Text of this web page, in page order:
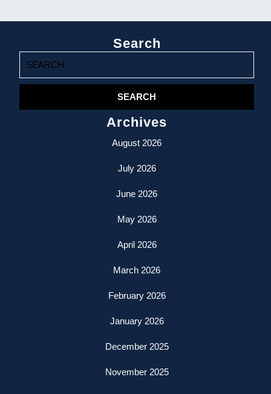
Search
for:
Archives
August 2026
July 2026
June 2026
May 2026
April 2026
March 2026
February 2026
January 2026
December 2025
November 2025